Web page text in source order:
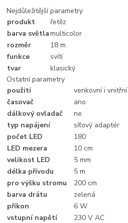
Nejdůležitější parametry
produkt
řetěz
barva světlamulticolor
rozměr
18 m
funkce
svítí
tvar
klasický
Ostatní parametry
použití
venkovní i vnitřní
časovač
ano
dálkový ovladač
ne
typ napájení
síťový adaptér
počet LED
180
LED mezera
10 cm
velikost LED
5 mm
délka přívodu
5 m
pro výšku stromu
200 cm
barva drátu
zelená
příkon
6 W
vstupní napětí
230 V AC